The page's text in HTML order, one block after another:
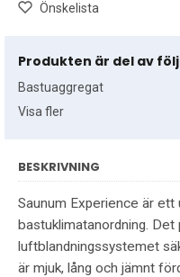
Önskelista
Produkten är del av
Bastuaggregat
Visa fler
BESKRIVNING
Saunum Experience är ett
bastuklimatanordning. Det
luftblandningssystemet
är mjuk, lång och jämnt